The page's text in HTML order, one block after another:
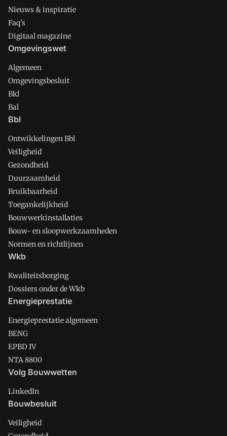
Nieuws & inspiratie
Faq's
Digitaal magazine
Omgevingswet
Algemeen
Omgevingsbesluit
Bkl
Bal
Bbl
Ontwikkelingen Bbl
Veiligheid
Gezondheid
Duurzaamheid
Bruikbaarheid
Toegankelijkheid
Bouwwerkinstallaties
Bouw- en sloopwerkzaamheden
Normen en richtlijnen
Wkb
Kwaliteitsborging
Dossiers onder de Wkb
Energieprestatie
Energieprestatie algemeen
BENG
EPBD IV
NTA 8800
Volg Bouwwetten
LinkedIn
Bouwbesluit
Veiligheid